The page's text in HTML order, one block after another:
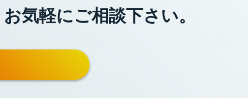
気軽にご相談下さい。